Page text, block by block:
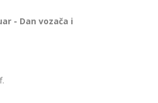
- Dan vozača i